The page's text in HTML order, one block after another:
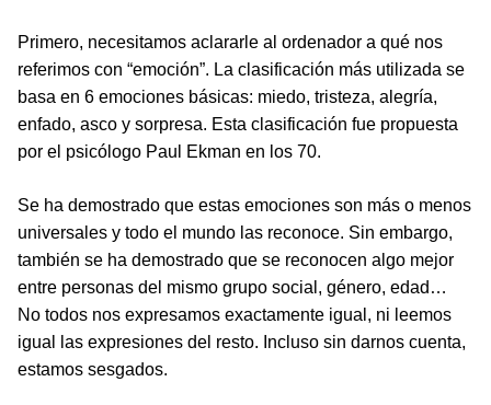
Primero, necesitamos aclararle al ordenador a qué nos
referimos con “emoción”. La clasificación más utilizada se
basa en 6 emociones básicas: miedo, tristeza, alegría,
enfado, asco y sorpresa. Esta clasificación fue propuesta
por el psicólogo Paul Ekman en los 70.
Se ha demostrado que estas emociones son más o menos
universales y todo el mundo las reconoce. Sin embargo,
también se ha demostrado que se reconocen algo mejor
entre personas del mismo grupo social, género, edad…
No todos nos expresamos exactamente igual, ni leemos
igual las expresiones del resto. Incluso sin darnos cuenta,
estamos sesgados.